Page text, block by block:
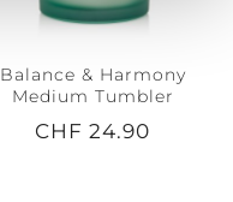
Balance & Harmony
Medium Tumbler
CHF 24.90